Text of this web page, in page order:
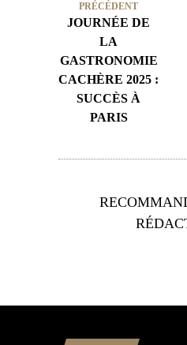
PRÉCÉDENT
JOURNÉE DE
LA
GASTRONOMIE
CACHÈRE 2025 :
SUCCÈS À
PARIS